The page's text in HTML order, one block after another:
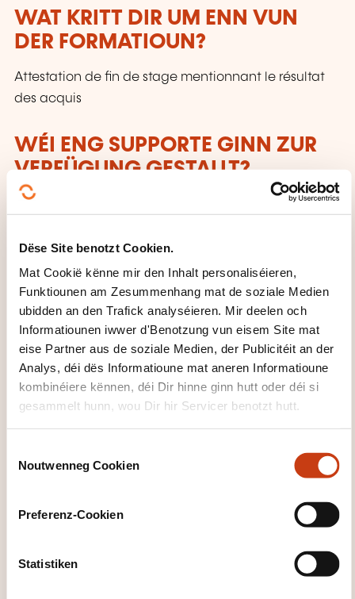
Dëse Site benotzt Cookien.
Mat Cookië kënne mir den Inhalt personaliséieren,
Funktiounen am Zesummenhang mat de soziale Medien
ubidden an den Trafick analyséieren. Mir deelen och
Informatiounen iwwer d'Benotzung vun eisem Site mat
eise Partner aus de soziale Medien, der Publicitéit an der
Analys, déi dës Informatioune mat aneren Informatioune
kombinéiere kënnen, déi Dir hinne ginn hutt oder déi si
gesammelt hunn, wou Dir hir Servicer benotzt hutt.
Noutwenneg Cookien
Preferenz-Cookien
Statistiken
WAT KRITT DIR UM ENN VUN
DER FORMATIOUN?
Attestation de fin de stage mentionnant le résultat
des acquis
WÉI ENG SUPPORTE GINN ZUR
VERFÜGUNG GESTALLT?
Wéi kann een
d'Formatiounsinstitut
commercial@dawan.fr
Méi iwwer den Formatiounsinstitut: